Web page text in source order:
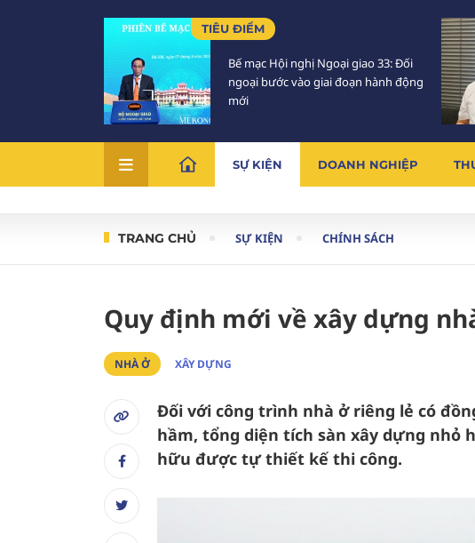
TIÊU ĐIỂM
Bế mạc Hội nghị Ngoại giao 33: Đối
ngoại bước vào giai đoạn hành động
mới
SỰ KIỆN DOANH NGHIỆP
TRANG CHỦ SỰ KIỆN CHÍNH SÁCH
Quy định mới về xây dựng
NHÀ Ở XÂY DỰNG
Đối với công trình nhà ở riêng lẻ có
hầm, tổng diện tích sàn xây dựng nhỏ
hữu được tự thiết kế thi công.